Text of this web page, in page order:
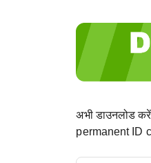
अभी डाउनलोड
permanent ID